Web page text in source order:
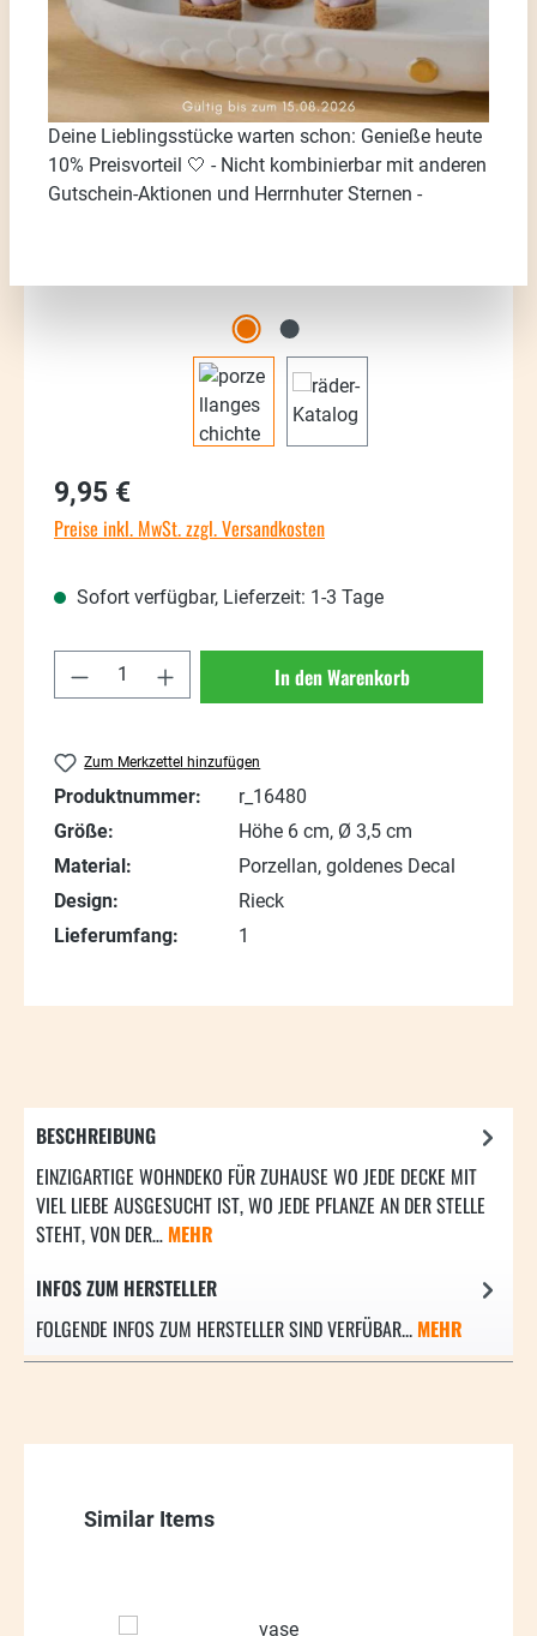
Bildergalerie überspringen
Regulärer Preis:
9,95 €
Preise inkl. MwSt. zzgl. Versandkosten
Sofort verfügbar, Lieferzeit: 1-3 Tage
Produkt Anzahl: Gib den gewünschten
In den Warenkorb
Zum Merkzettel hinzufügen
Produktnummer:
r_16480
Größe:
Höhe 6 cm, Ø 3,5 cm
Material:
Porzellan, goldenes Decal
Design:
Rieck
Lieferumfang:
1
BESCHREIBUNG
EINZIGARTIGE WOHNDEKO FÜR ZUHAUSE WO JEDE DECKE MIT
VIEL LIEBE AUSGESUCHT IST, WO JEDE PFLANZE AN DER STELLE
STEHT, VON DER… MEHR
INFOS ZUM HERSTELLER
FOLGENDE INFOS ZUM HERSTELLER SIND VERFÜBAR... MEHR
Produktgalerie überspringen
Similar Items
Deine Lieblingsstücke warten schon: Genieße heute
10% Preisvorteil 🤍 - Nicht kombinierbar mit anderen
Gutschein-Aktionen und Herrnhuter Sternen -